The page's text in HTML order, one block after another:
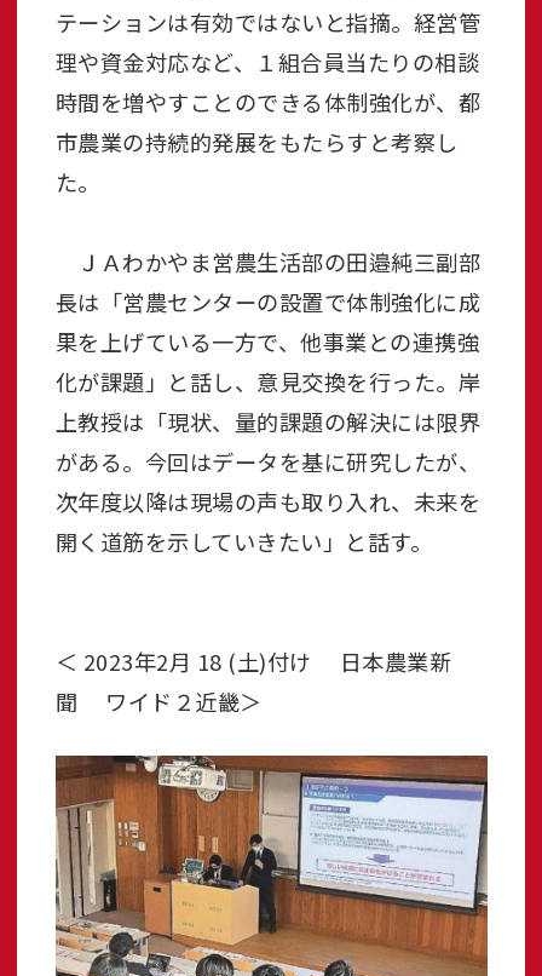
テーションは有効ではないと指摘。経営管
理や資金対応など、１組合員当たりの相談
時間を増やすことのできる体制強化が、都
市農業の持続的発展をもたらすと考察し
た。
ＪＡわかやま営農生活部の田邉純三副部
長は「営農センターの設置で体制強化に成
果を上げている一方で、他事業との連携強
化が課題」と話し、意見交換を行った。岸
上教授は「現状、量的課題の解決には限界
がある。今回はデータを基に研究したが、
次年度以降は現場の声も取り入れ、未来を
開く道筋を示していきたい」と話す。
＜ 2023年2月 18 (土)付け 日本農業新
聞 ワイド２近畿＞